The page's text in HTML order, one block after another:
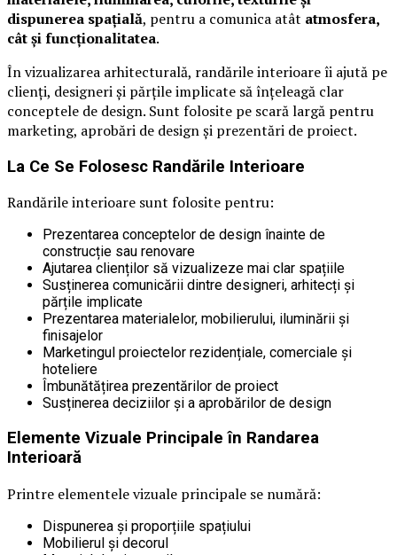
dispunerea spațială, pentru a comunica atât atmosfera,
cât și funcționalitatea.
În vizualizarea arhitecturală, randările interioare îi ajută pe
clienți, designeri și părțile implicate să înțeleagă clar
conceptele de design. Sunt folosite pe scară largă pentru
marketing, aprobări de design și prezentări de proiect.
La Ce Se Folosesc Randările Interioare
Randările interioare sunt folosite pentru:
Prezentarea conceptelor de design înainte de
construcție sau renovare
Ajutarea clienților să vizualizeze mai clar spațiile
Susținerea comunicării dintre designeri, arhitecți și
părțile implicate
Prezentarea materialelor, mobilierului, iluminării și
finisajelor
Marketingul proiectelor rezidențiale, comerciale și
hoteliere
Îmbunătățirea prezentărilor de proiect
Susținerea deciziilor și a aprobărilor de design
Elemente Vizuale Principale în Randarea
Interioară
Printre elementele vizuale principale se numără:
Dispunerea și proporțiile spațiului
Mobilierul și decorul